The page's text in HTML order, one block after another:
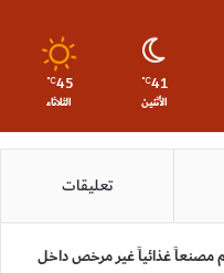
41
℃
الأثنين
45
℃
الثلاثاء
تعليقات
مصنعاً غذائياً غير مرخص داخل